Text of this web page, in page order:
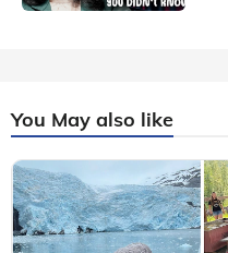
You May also like